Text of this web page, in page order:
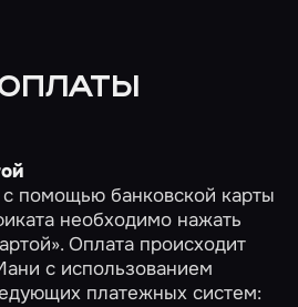
помощью банковской карты
необходимо нажать
Оплата происходит
с использованием
платежных систем: